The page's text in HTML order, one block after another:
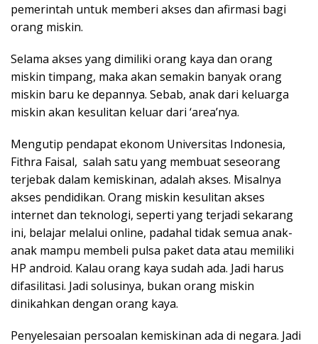
pemerintah untuk memberi akses dan afirmasi bagi
orang miskin.
Selama akses yang dimiliki orang kaya dan orang
miskin timpang, maka akan semakin banyak orang
miskin baru ke depannya. Sebab, anak dari keluarga
miskin akan kesulitan keluar dari ‘area’nya.
Mengutip pendapat ekonom Universitas Indonesia,
Fithra Faisal, salah satu yang membuat seseorang
terjebak dalam kemiskinan, adalah akses. Misalnya
akses pendidikan. Orang miskin kesulitan akses
internet dan teknologi, seperti yang terjadi sekarang
ini, belajar melalui online, padahal tidak semua anak-
anak mampu membeli pulsa paket data atau memiliki
HP android. Kalau orang kaya sudah ada. Jadi harus
difasilitasi. Jadi solusinya, bukan orang miskin
dinikahkan dengan orang kaya.
Penyelesaian persoalan kemiskinan ada di negara. Jadi